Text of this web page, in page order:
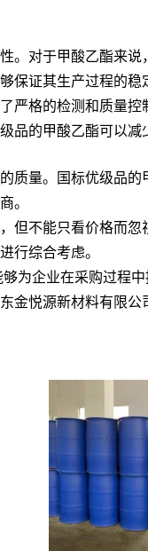
。对于甲酸乙酯来
保证其生产过程的稳
严格的检测和质量
品的甲酸乙酯可以
质量。国标优级品
。
但不能只看价格而
行综合考虑。
为企业在采购过程
金悦源新材料有限公